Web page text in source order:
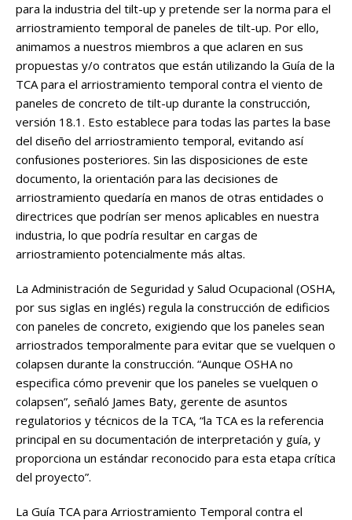
para la industria del tilt-up y pretende ser la norma para el
arriostramiento temporal de paneles de tilt-up. Por ello,
animamos a nuestros miembros a que aclaren en sus
propuestas y/o contratos que están utilizando la Guía de la
TCA para el arriostramiento temporal contra el viento de
paneles de concreto de tilt-up durante la construcción,
versión 18.1. Esto establece para todas las partes la base
del diseño del arriostramiento temporal, evitando así
confusiones posteriores. Sin las disposiciones de este
documento, la orientación para las decisiones de
arriostramiento quedaría en manos de otras entidades o
directrices que podrían ser menos aplicables en nuestra
industria, lo que podría resultar en cargas de
arriostramiento potencialmente más altas.
La Administración de Seguridad y Salud Ocupacional (OSHA,
por sus siglas en inglés) regula la construcción de edificios
con paneles de concreto, exigiendo que los paneles sean
arriostrados temporalmente para evitar que se vuelquen o
colapsen durante la construcción. “Aunque OSHA no
especifica cómo prevenir que los paneles se vuelquen o
colapsen”, señaló James Baty, gerente de asuntos
regulatorios y técnicos de la TCA, “la TCA es la referencia
principal en su documentación de interpretación y guía, y
proporciona un estándar reconocido para esta etapa crítica
del proyecto”.
La Guía TCA para Arriostramiento Temporal contra el